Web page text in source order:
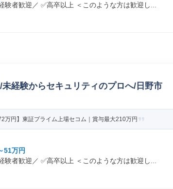
験者歓迎／ ✅高卒以上 ＜このような方は歓迎し...
経験からセキュリティのプロへ/日野市
万円】東証プライム上場セコム｜賞与最大210万円
51万円
験者歓迎／ ✅高卒以上 ＜このような方は歓迎し...